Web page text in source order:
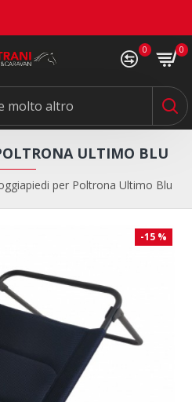
0 0
per Poltrona Ultimo Blu
ULTIMO BLU
-15 %